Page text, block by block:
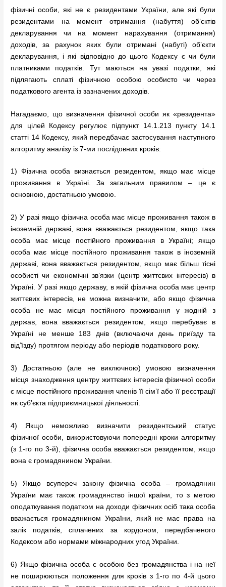
фізичні особи, які не є резидентами України, але які були
резидентами на момент отримання (набуття) об’єктів
декларування чи на момент нарахування (отримання)
доходів, за рахунок яких були отримані (набуті) об’єкти
декларування, і які відповідно до цього Кодексу є чи були
платниками податків. Тут маються на увазі податки, які
підлягають сплаті фізичною особою особисто чи через
податкового агента із зазначених доходів.
Нагадаємо, що визначення фізичної особи як «резидента»
для цілей Кодексу регулює підпункт 14.1.213 пункту 14.1
статті 14 Кодексу, який передбачає застосування наступного
алгоритму аналізу із 7-ми послідовних кроків:
1) Фізична особа визнається резидентом, якщо має місце
проживання в Україні. За загальним правилом – це є
основною, достатньою умовою.
2) У разі якщо фізична особа має місце проживання також в
іноземній державі, вона вважається резидентом, якщо така
особа має місце постійного проживання в Україні; якщо
особа має місце постійного проживання також в іноземній
державі, вона вважається резидентом, якщо має більш тісні
особисті чи економічні зв’язки (центр життєвих інтересів) в
Україні. У разі якщо державу, в якій фізична особа має центр
життєвих інтересів, не можна визначити, або якщо фізична
особа не має місця постійного проживання у жодній з
держав, вона вважається резидентом, якщо перебуває в
Україні не менше 183 днів (включаючи день приїзду та
від’їзду) протягом періоду або періодів податкового року.
3) Достатньою (але не виключною) умовою визначення
місця знаходження центру життєвих інтересів фізичної особи
є місце постійного проживання членів її сім’ї або її реєстрації
як суб’єкта підприємницької діяльності.
4) Якщо неможливо визначити резидентський статус
фізичної особи, використовуючи попередні кроки алгоритму
(з 1-го по 3-й), фізична особа вважається резидентом, якщо
вона є громадянином України.
5) Якщо всупереч закону фізична особа – громадянин
України має також громадянство іншої країни, то з метою
оподаткування податком на доходи фізичних осіб така особа
вважається громадянином України, який не має права на
залік податків, сплачених за кордоном, передбаченого
Кодексом або нормами міжнародних угод України.
6) Якщо фізична особа є особою без громадянства і на неї
не поширюються положення для кроків з 1-го по 4-й цього